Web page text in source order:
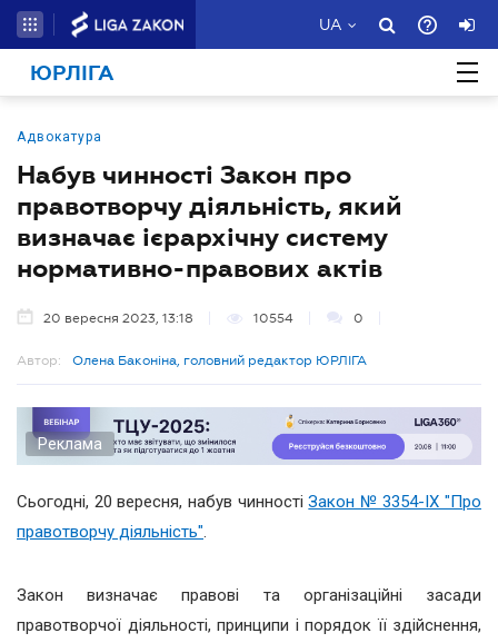
UA
ЮРЛІГА
Адвокатура
Набув чинності Закон про
правотворчу діяльність, який
визначає ієрархічну систему
нормативно-правових актів
20 вересня 2023, 13:18 10554 0
Автор: Олена Баконіна, головний редактор ЮРЛІГА
Реклама
Сьогодні, 20 вересня, набув чинностіЗакон № 3354-IX "Про
правотворчу діяльність".
Закон визначає правові та організаційні засади
правотворчої діяльності, принципи і порядок її здійснення,